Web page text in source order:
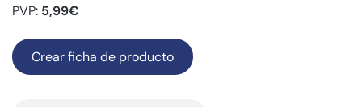
PVP: 5,99€
Crear ficha de producto